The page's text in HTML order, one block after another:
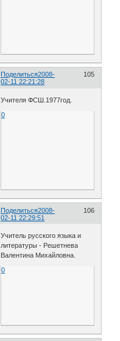
Поделиться 105
2008-
02-11 22:21:28
Учителя ФСШ.1977год.
0
Поделиться 106
2008-
02-11 22:29:51
Учитель русского языка и
литературы - Решетнева
Валентина Михайловна.
0